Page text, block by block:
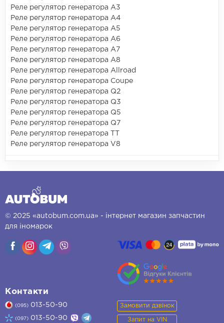
Реле регулятор генератора A3
Реле регулятор генератора A4
Реле регулятор генератора A5
Реле регулятор генератора A6
Реле регулятор генератора A7
Реле регулятор генератора A8
Реле регулятор генератора Allroad
Реле регулятор генератора Coupe
Реле регулятор генератора Q2
Реле регулятор генератора Q3
Реле регулятор генератора Q5
Реле регулятор генератора Q7
Реле регулятор генератора TT
Реле регулятор генератора V8
© 2025 «autobum.com.ua» - інтернет магазин запчастин
для іномарок
Контакти
(095) 013-50-90
(097) 013-50-90
Замовити дзвінок
Запит на VIN